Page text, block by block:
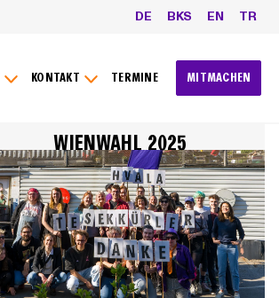
DE BKS EN TR
KONTAKT TERMINE MITMACHEN
WIENWAHL 2025